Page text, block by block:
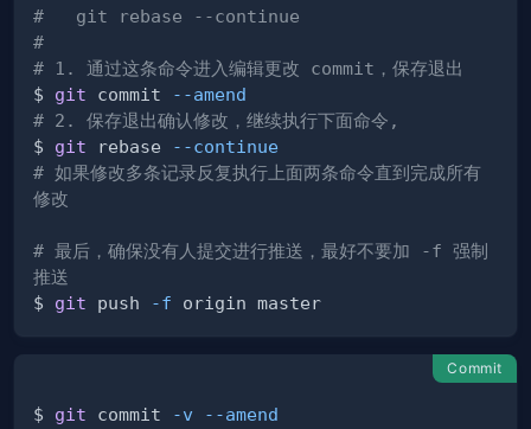
#   git rebase --continue
#
# 1. 通过这条命令进入编辑更改 commit，保存退出
$ git commit
--amend
# 2. 保存退出确认修改，继续执行下面命令,
$ git rebase
--continue
# 如果修改多条记录反复执行上面两条命令直到完成所有
修改
# 最后，确保没有人提交进行推送，最好不要加 -f 强制
推送
$ git push -f
Commit
$ git commit -v --amend